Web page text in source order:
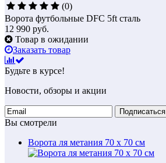
(0)
Ворота футбольные DFC 5ft сталь
12 990 руб.
Товар в ожидании
Заказать товар
Будьте в курсе!
Новости, обзоры и акции
Подписаться
Вы смотрели
Ворота ля метания 70 x 70 см